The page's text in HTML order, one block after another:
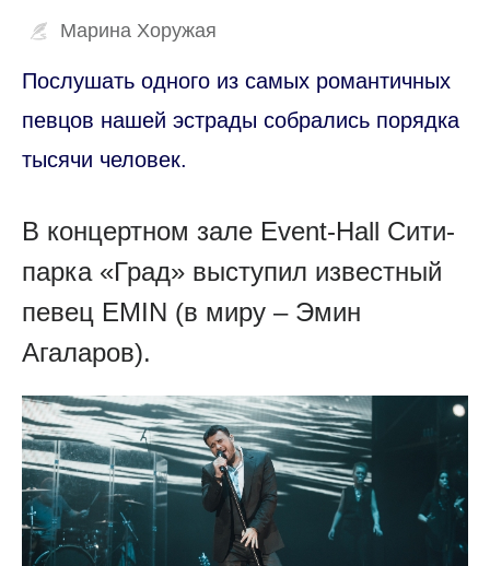
Марина Хоружая
Послушать одного из самых романтичных
певцов нашей эстрады собрались порядка
тысячи человек.
В концертном зале Event-Hall Сити-
парка «Град» выступил известный
певец EMIN (в миру – Эмин
Агаларов).